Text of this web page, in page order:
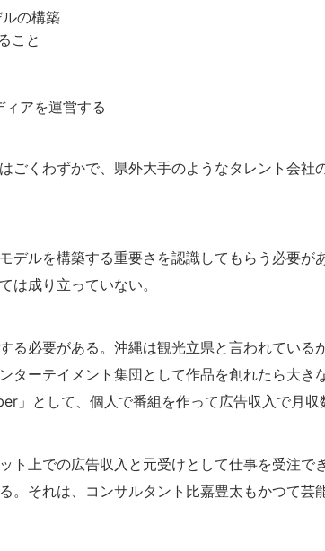
の構築
こと
アを運営する
ごくわずかで、県外大手のようなタレント会社
デルを構築する重要さを認識してもらう必要
は成り立っていない。
る必要がある。沖縄は観光立県と言われてい
ターテイメント集団として作品を創れたら大き
」として、個人で番組を作って広告収入で月収
ト上での広告収入と元受けとして仕事を受注で
。それは、コンサルタント比嘉豊太もかつて